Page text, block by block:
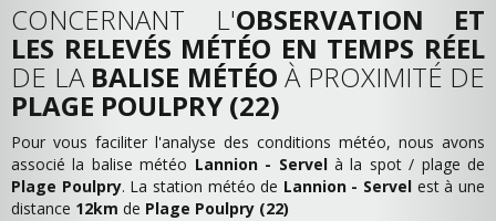
CONCERNANT L'OBSERVATION ET
LES RELEVÉS MÉTÉO EN TEMPS RÉEL
DE LA BALISE MÉTÉO À PROXIMITÉ DE
PLAGE POULPRY (22)
Pour vous faciliter l'analyse des conditions météo, nous avons
associé la balise météo Lannion - Servelà la spot / plage de
Plage Poulpry. La station météo de Lannion - Servel est à une
distance 12km de Plage Poulpry (22)